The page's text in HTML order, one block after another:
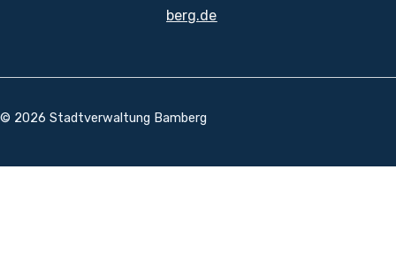
berg.de
© 2026 Stadtverwaltung Bamberg